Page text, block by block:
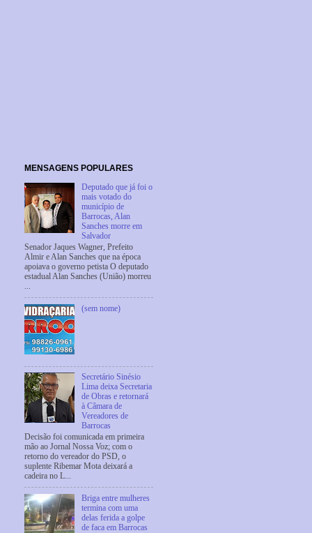
MENSAGENS POPULARES
Deputado que já foi o
mais votado do
município de
Barrocas, Alan
Sanches morre em
Salvador
Senador Jaques Wagner, Prefeito
Almir e Alan Sanches que na época
apoiava o governo petista O deputado
estadual Alan Sanches (União) morreu
...
(sem nome)
Secretário Sinésio
Lima deixa Secretaria
de Obras e retornará
à Câmara de
Vereadores de
Barrocas
Decisão foi comunicada em primeira
mão ao Jornal Nossa Voz; com o
retorno do vereador do PSD, o
suplente Ribemar Mota deixará a
cadeira no L...
Briga entre mulheres
termina com uma
delas ferida a golpe
de faca em Barrocas